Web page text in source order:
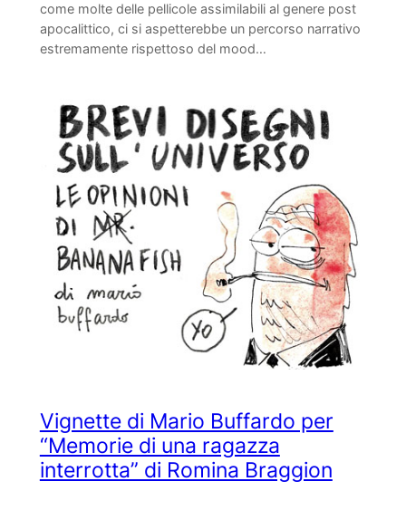
come molte delle pellicole assimilabili al genere post
apocalittico, ci si aspetterebbe un percorso narrativo
estremamente rispettoso del mood…
Vignette di Mario Buffardo per
“Memorie di una ragazza
interrotta” di Romina Braggion